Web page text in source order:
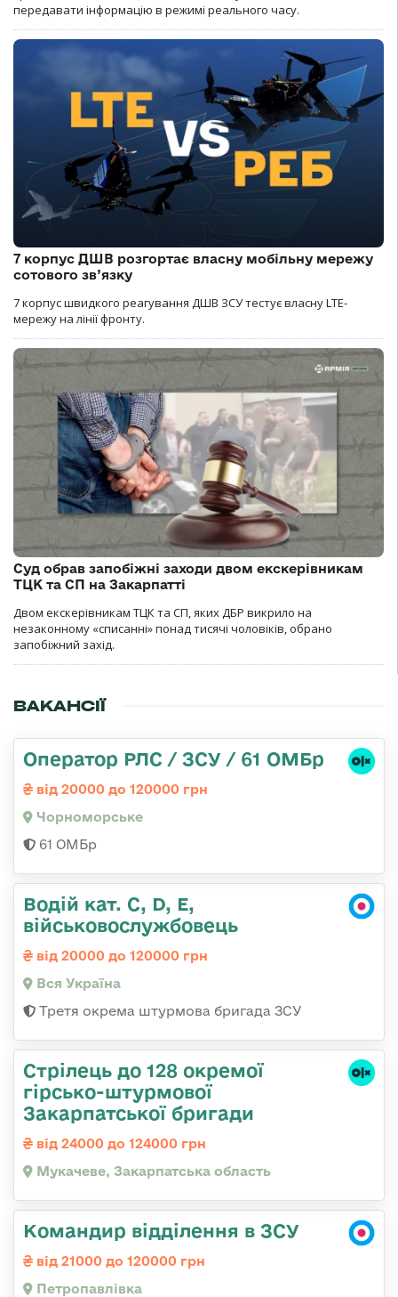
передавати інформацію в режимі реального часу.
7 корпус ДШВ розгортає власну мобільну мережу
сотового зв’язку
7 корпус швидкого реагування ДШВ ЗСУ тестує власну LTE-
мережу на лінії фронту.
Суд обрав запобіжні заходи двом екскерівникам
ТЦК та СП на Закарпатті
Двом екскерівникам ТЦК та СП, яких ДБР викрило на
незаконному «списанні» понад тисячі чоловіків, обрано
запобіжний захід.
ВАКАНСІЇ
Оператор РЛС / ЗСУ / 61 ОМБр
від 20000 до 120000 грн
Чорноморське
61 ОМБр
Водій кат. С, D, Е,
військовослужбовець
від 20000 до 120000 грн
Вся Україна
Третя окрема штурмова бригада ЗСУ
Стрілець до 128 окремої
гірсько-штурмової
Закарпатської бригади
від 24000 до 124000 грн
Мукачеве, Закарпатська область
Командир відділення в ЗСУ
від 21000 до 120000 грн
Петропавлівка